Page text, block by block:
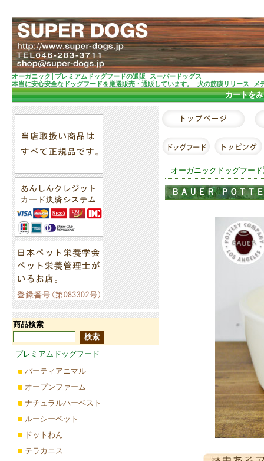
オーガニック|プレミアムドッグフードの通販 スーパードッグス
本当に安心安全なドッグフードを厳選販売・通販しています。 犬の筋膜リリース メ
カートを
商品検索
プレミアムドッグフード
パーティアニマル
オープンファーム
ナチュラルハーベスト
ルーシーペット
ドットわん
テラカニス
オーガニックドッグフー
ＢＡＵＥＲ ＰＯＴＴ